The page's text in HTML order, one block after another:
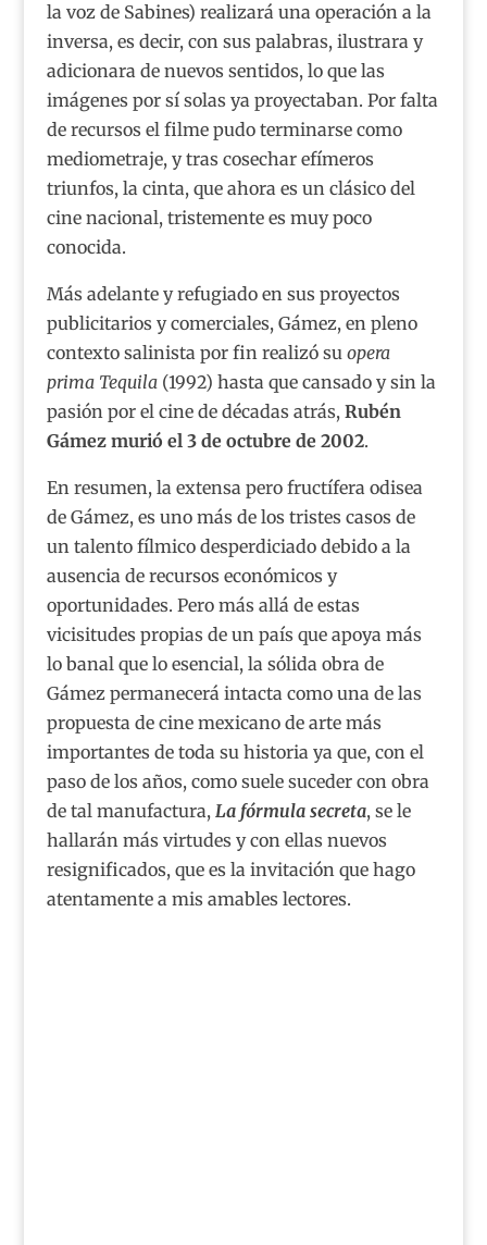
la voz de Sabines) realizará una operación a la
inversa, es decir, con sus palabras, ilustrara y
adicionara de nuevos sentidos, lo que las
imágenes por sí solas ya proyectaban. Por falta
de recursos el filme pudo terminarse como
mediometraje, y tras cosechar efímeros
triunfos, la cinta, que ahora es un clásico del
cine nacional, tristemente es muy poco
conocida.
Más adelante y refugiado en sus proyectos
publicitarios y comerciales, Gámez, en pleno
contexto salinista por fin realizó su opera
prima Tequila(1992) hasta que cansado y sin la
pasión por el cine de décadas atrás, Rubén
Gámez murió el 3 de octubre de 2002.
En resumen, la extensa pero fructífera odisea
de Gámez, es uno más de los tristes casos de
un talento fílmico desperdiciado debido a la
ausencia de recursos económicos y
oportunidades. Pero más allá de estas
vicisitudes propias de un país que apoya más
lo banal que lo esencial, la sólida obra de
Gámez permanecerá intacta como una de las
propuesta de cine mexicano de arte más
importantes de toda su historia ya que, con el
paso de los años, como suele suceder con obra
de tal manufactura, La fórmula secreta, se le
hallarán más virtudes y con ellas nuevos
resignificados, que es la invitación que hago
atentamente a mis amables lectores.